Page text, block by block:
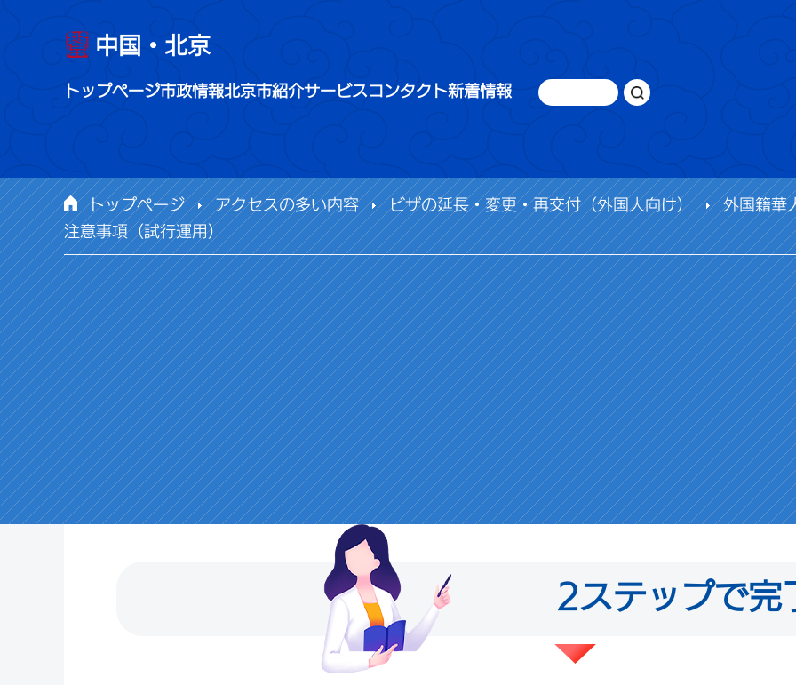
中国・北京
トップページ市政情報北京市紹介サービスコンタクト新着情報
トップページ アクセスの多い内容 ビザの延長・変更・再交付（外国人向け）
外国籍華
注意事項（試行運用）
2ステップで完